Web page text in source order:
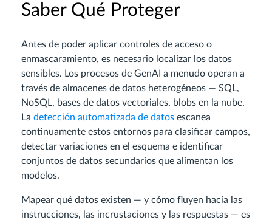
Saber Qué Proteger
Antes de poder aplicar controles de acceso o
enmascaramiento, es necesario localizar los datos
sensibles. Los procesos de GenAI a menudo operan a
través de almacenes de datos heterogéneos — SQL,
NoSQL, bases de datos vectoriales, blobs en la nube.
La detección automatizada de datos escanea
continuamente estos entornos para clasificar campos,
detectar variaciones en el esquema e identificar
conjuntos de datos secundarios que alimentan los
modelos.
Mapear qué datos existen — y cómo fluyen hacia las
instrucciones, las incrustaciones y las respuestas — es